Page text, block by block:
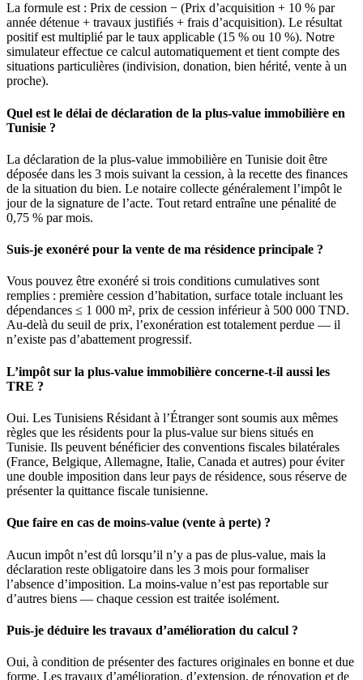
La formule est : Prix de cession − (Prix d’acquisition + 10 % par
année détenue + travaux justifiés + frais d’acquisition). Le résultat
positif est multiplié par le taux applicable (15 % ou 10 %). Notre
simulateur effectue ce calcul automatiquement et tient compte des
situations particulières (indivision, donation, bien hérité, vente à un
proche).
Quel est le délai de déclaration de la plus-value immobilière en
Tunisie ?
La déclaration de la plus-value immobilière en Tunisie doit être
déposée dans les 3 mois suivant la cession, à la recette des finances
de la situation du bien. Le notaire collecte généralement l’impôt le
jour de la signature de l’acte. Tout retard entraîne une pénalité de
0,75 % par mois.
Suis-je exonéré pour la vente de ma résidence principale ?
Vous pouvez être exonéré si trois conditions cumulatives sont
remplies : première cession d’habitation, surface totale incluant les
dépendances ≤ 1 000 m², prix de cession inférieur à 500 000 TND.
Au-delà du seuil de prix, l’exonération est totalement perdue — il
n’existe pas d’abattement progressif.
L’impôt sur la plus-value immobilière concerne-t-il aussi les
TRE ?
Oui. Les Tunisiens Résidant à l’Étranger sont soumis aux mêmes
règles que les résidents pour la plus-value sur biens situés en
Tunisie. Ils peuvent bénéficier des conventions fiscales bilatérales
(France, Belgique, Allemagne, Italie, Canada et autres) pour éviter
une double imposition dans leur pays de résidence, sous réserve de
présenter la quittance fiscale tunisienne.
Que faire en cas de moins-value (vente à perte) ?
Aucun impôt n’est dû lorsqu’il n’y a pas de plus-value, mais la
déclaration reste obligatoire dans les 3 mois pour formaliser
l’absence d’imposition. La moins-value n’est pas reportable sur
d’autres biens — chaque cession est traitée isolément.
Puis-je déduire les travaux d’amélioration du calcul ?
Oui, à condition de présenter des factures originales en bonne et due
forme. Les travaux d’amélioration, d’extension, de rénovation et de